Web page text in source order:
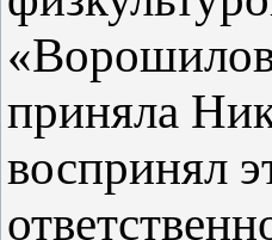
приняла
воспринял